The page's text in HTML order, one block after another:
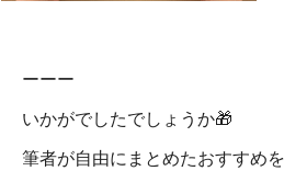
ーーー
いかがでしたでしょうか🎁
筆者が自由にまとめたおすすめ